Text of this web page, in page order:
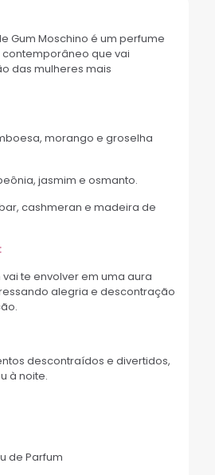
Gum Moschino é um perfume
que vai
das mulheres mais
morango e groselha
jasmim e osmanto.
cashmeran e madeira de
vai te envolver em uma aura
alegria e descontração
descontraídos e divertidos,
à noite.
de Parfum